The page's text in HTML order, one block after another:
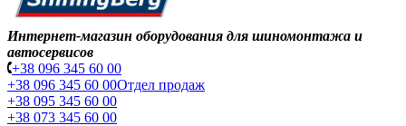
Интернет-магазин оборудования для шиномонтажа и
автосервисов
+38 096 345 60 00
+38 096 345 60 00Отдел продаж
+38 095 345 60 00
+38 073 345 60 00